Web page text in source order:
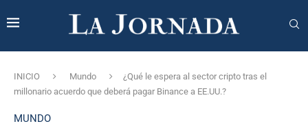
INICIO Mundo
¿Qué le espera al sector cripto tras el
millonario acuerdo que deberá pagar Binance a EE.UU.?
MUNDO